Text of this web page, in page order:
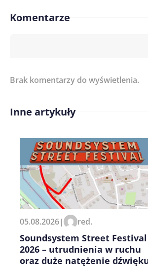
Komentarze
Imię/ Nick*
kolejnych
Brak komentarzy do wyświetlenia.
Inne artykuły
05.08.2026| red.
Soundsystem Street Festival
2026 – utrudnienia w ruchu
oraz duże natężenie